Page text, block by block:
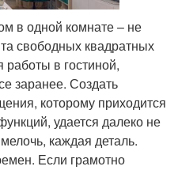
в одной комнате – не
свободных квадратных
работы в гостиной,
заранее. Создать
которому приходится
удается далеко не
каждая деталь.
Если грамотно